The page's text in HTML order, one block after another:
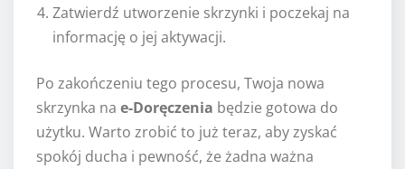
Zatwierdź utworzenie skrzynki i poczekaj na
informację o jej aktywacji.
Po zakończeniu tego procesu, Twoja nowa
skrzynka na e-Doręczenia będzie gotowa do
użytku. Warto zrobić to już teraz, aby zyskać
spokój ducha i pewność, że żadna ważna